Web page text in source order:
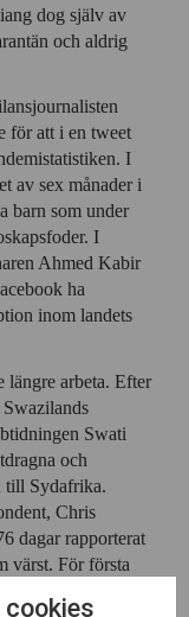
dog själv av
och aldrig
för att i en tweet
I
av sex månader i
barn som under
I
Ahmed Kabir
ha
inom landets
längre arbeta. Efter
Swati
och
till Sydafrika.
Chris
dagar rapporterat
värst. För första
cookies